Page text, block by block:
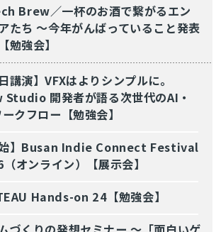
Brew／一杯のお酒で繋がるエン
たち 〜今年がんばっていること発表
勉強会】
日講演】VFXはよりシンプルに。
Studio 開発者が語る次世代のAI・
クフロー【勉強会】
始】Busan Indie Connect Festival
オンライン）【展示会】
Hands-on 24【勉強会】